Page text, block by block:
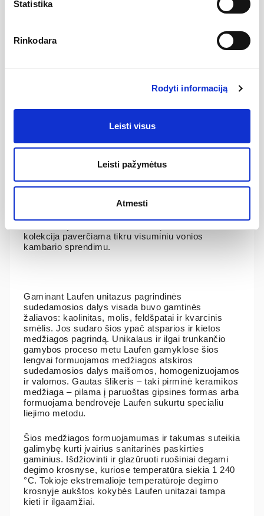
Statistika
Rinkodara
Rodyti informaciją
Leisti visus
Leisti pažymėtus
Atmesti
dangtis; švelnus nusileidimas);
Dangčio nuėmimas vienu judesiu padės lengvai
rūpintis higiena.
Garantija klozetui 5 metai, dangčiui 2 metai
Aiškios geometrinės linijos, sujungtos į vieną ištisinę
formą. Tai sukuria universalų vonios kambario
dizainą, skirtą privačiai ir viešajai erdvei. Dizaineriui
Toan‘ui Nguyen‘ui pavyko sukurti dar vieną stilistinę
pačiomis ambicijomis suprojektuota ir baldų
kolekcija paverčiama tikru visuminiu vonios
kambario sprendimu.
Gaminant Laufen unitazus pagrindinės
sudedamosios dalys visada buvo gamtinės
žaliavos: kaolinitas, molis, feldšpatai ir kvarcinis
smėlis. Jos sudaro šios ypač atsparios ir kietos
medžiagos pagrindą. Unikalaus ir ilgai trunkančio
gamybos proceso metu Laufen gamyklose šios
lengvai formuojamos medžiagos atskiros
sudedamosios dalys maišomos, homogenizuojamos
ir valomos. Gautas šlikeris – taki pirminė keramikos
medžiaga – pilama į paruoštas gipsines formas arba
formuojama bendrovėje Laufen sukurtu specialiu
liejimo metodu.
Šios medžiagos formuojamumas ir takumas suteikia
galimybę kurti įvairius sanitarinės paskirties
gaminius. Išdžiovinti ir glazūruoti ruošiniai degami
degimo krosnyse, kuriose temperatūra siekia 1 240
°C. Tokioje ekstremalioje temperatūroje degimo
krosnyje aukštos kokybės Laufen unitazai tampa
kieti ir ilgaamžiai.